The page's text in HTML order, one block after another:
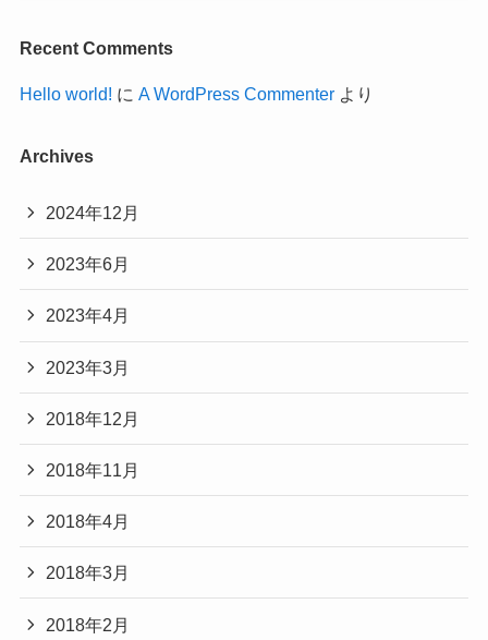
Recent Comments
Hello world! に A WordPress Commenterより
Archives
2024年12月
2023年6月
2023年4月
2023年3月
2018年12月
2018年11月
2018年4月
2018年3月
2018年2月